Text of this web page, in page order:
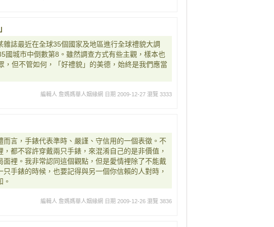
雜誌最近在全球35個國家及地區進行全球禮貌大調
國城市中倒數第8。雖然調查方式有些主觀，樣本也
，但不管如何，「好禮貌」的美德，始終是我們應當
編輯人 詹媽媽華人姻緣網 日期 2009-12-27 瀏覽 3333
而言，手錶代表準時、嚴謹、守信用的一個表徵。不
都不容許穿戴兩只手錶，來混淆自己的是非價值，
面裡。我非常認同這個觀點，但是愛情裡除了不能戴
只手錶的時候，也要記得與另一個你信賴的人對時，
編輯人 詹媽媽華人姻緣網 日期 2009-12-26 瀏覽 3836